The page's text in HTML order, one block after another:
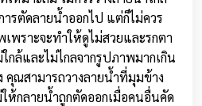
รตัดลายน้ำออกไป แต่ก็ไม่ควร
เพราะจะทำให้ดูไม่สวยและรกตา
กล้และไม่ไกลจากรูปภาพมากเกิน
คุณสามารถวางลายน้ำที่มุมข้าง
ห้กลายน้ำถูกตัดออกเมื่อคนอื่นคัด